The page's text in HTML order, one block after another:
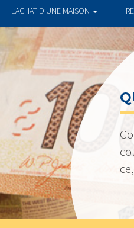
L’ACHAT D’UNE MAISON